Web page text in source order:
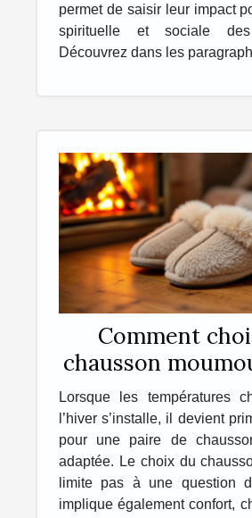
permet de saisir leur impact
spirituelle et sociale des
Découvrez dans les
Comment
chausson
pour
Lorsque les températures
l’hiver s’installe, il devient
pour une paire de
adaptée. Le choix du
limite pas à une question
implique également confort,